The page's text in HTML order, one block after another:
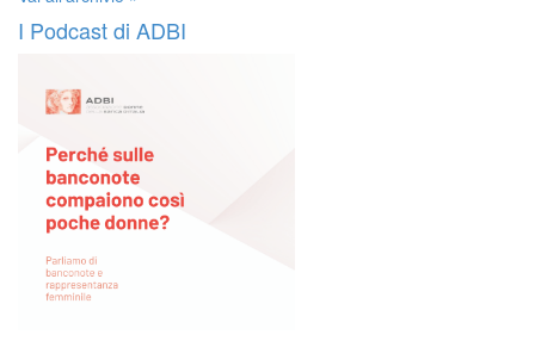
I Podcast di ADBI